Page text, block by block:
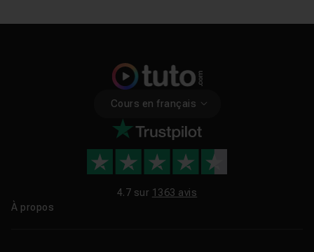
Cours en français
4.7 sur 1363 avis
À propos